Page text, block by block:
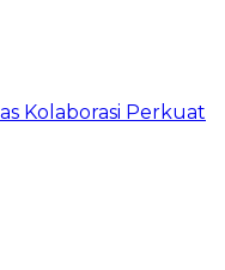
Kolaborasi Perkuat